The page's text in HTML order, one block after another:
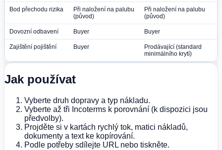
Bod přechodu rizika
Při naložení na palubu
(původ)
Při naložení na palubu
(původ)
Dovozní odbavení Buyer Buyer
Zajištění pojištění Buyer
Prodávající (standard
minimálního krytí)
Jak používat
Vyberte druh dopravy a typ nákladu.
Vyberte až tři Incoterms k porovnání (k dispozici jsou
předvolby).
Projděte si v kartách rychlý tok, matici nákladů,
dokumenty a text ke kopírování.
Podle potřeby sdílejte URL nebo tiskněte.